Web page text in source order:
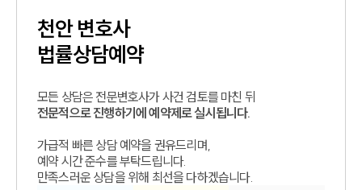
천안변호사
법률상담예약
모든 상담은 전문변호사가 사건 검토를 마친 뒤
전문적으로 진행하기에 예약제로 실시됩니다.
가급적 빠른 상담 예약을 권유드리며,
예약 시간 준수를 부탁드립니다.
만족스러운 상담을 위해 최선을 다하겠습니다.